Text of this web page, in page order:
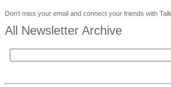
Don't miss your email and connect your friends with
All Newsletter Archive